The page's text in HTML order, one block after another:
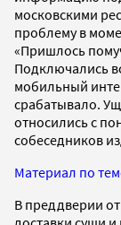
московскими
проблему в
«Пришлось
Подключались
мобильный
срабатывало.
относились с
собеседников
Материал по
В преддверии